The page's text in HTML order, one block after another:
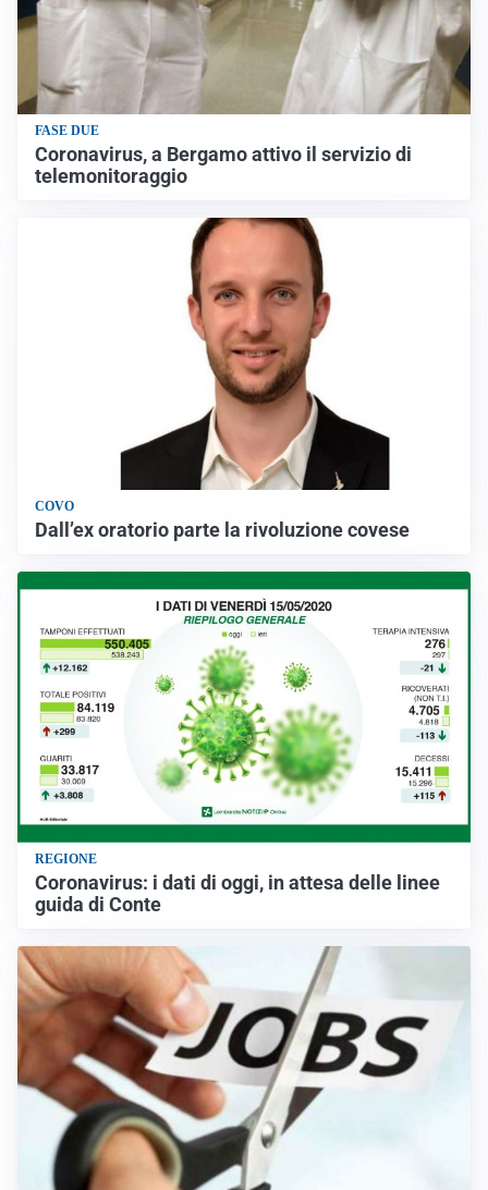
FASE DUE
Coronavirus, a Bergamo attivo il servizio di
telemonitoraggio
COVO
Dall’ex oratorio parte la rivoluzione covese
REGIONE
Coronavirus: i dati di oggi, in attesa delle linee
guida di Conte